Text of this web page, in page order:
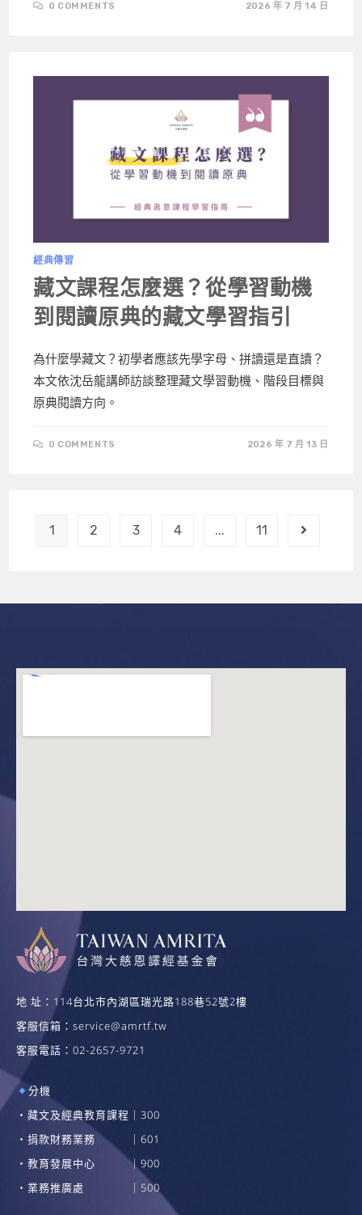
0 COMMENTS 2026 年 7 月 14 日
經典傳習
藏文課程怎麼選？從學習動機
到閱讀原典的藏文學習指引
為什麼學藏文？初學者應該先學字母、拼讀還是直讀？
本文依沈岳龍講師訪談整理藏文學習動機、階段目標與
原典閱讀方向。
0 COMMENTS 2026 年 7 月 13 日
1 2 3 4 ... 11
地 址：114台北市內湖區瑞光路188巷52號2樓
客服信箱： service@amrtf.tw
客服電話：02-2657-9721
分機
・藏文及經典教育課程｜300
・捐款財務業務 ｜601
・教育發展中心 ｜900
・業務推廣處 ｜500